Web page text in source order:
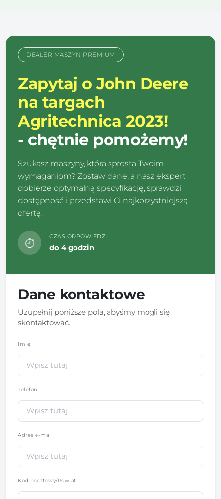
DEALER MASZYN PREMIUM
Zapytaj o John Deere
na targach
Agritechnica 2023!
- chętnie pomożemy!
Szukasz maszyny, która sprosta Twoim
wymaganiom? Zostaw dane, a nasz ekspert
dobierze optymalną specyfikację, sprawdzi
dostępność i przedstawi Ci najkorzystniejszą
ofertę.
CZAS ODPOWIEDZI
do 4 godzin
Dane kontaktowe
Uzupełnij poniższe pola, abyśmy mogli się
skontaktować.
Imię
Telefon
Adres e-mail
Kod pocztowy/Powiat